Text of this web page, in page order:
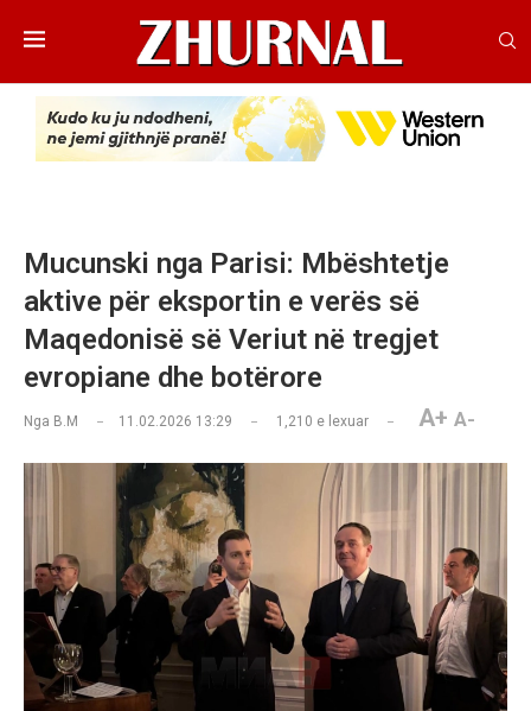
Mucunski nga Parisi: Mbështetje
aktive për eksportin e verës së
Maqedonisë së Veriut në tregjet
evropiane dhe botërore
Nga B.M 11.02.2026 13:29 1,210 e lexuar A+ A-